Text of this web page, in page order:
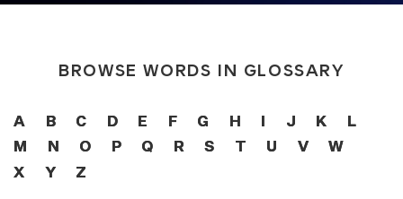
BROWSE WORDS IN GLOSSARY
A B C D E F G H J K
L
M
N O P Q R S T U V
W
X
Y Z